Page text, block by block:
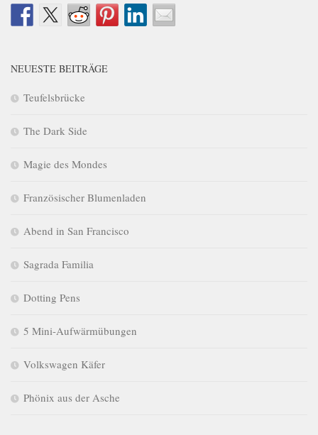
NEUESTE BEITRÄGE
Teufelsbrücke
The Dark Side
Magie des Mondes
Französischer Blumenladen
Abend in San Francisco
Sagrada Familia
Dotting Pens
5 Mini-Aufwärmübungen
Volkswagen Käfer
Phönix aus der Asche